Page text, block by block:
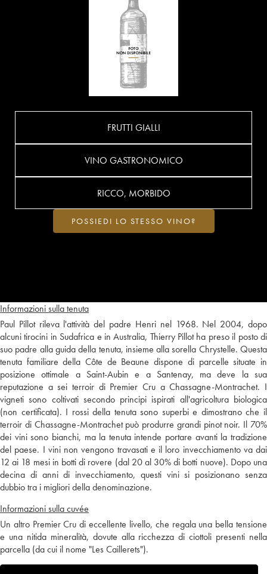
Informazioni sulla tenuta
Paul Pillot rileva l'attività del padre Henri nel 1968. Nel 2004, dopo
alcuni tirocini in Sudafrica e in Australia, Thierry Pillot ha preso il posto di
suo padre alla guida della tenuta, insieme alla sorella Chrystelle. Questa
tenuta familiare della Côte de Beaune dispone di parcelle situate in
posizione ottimale a Saint-Aubin e a Santenay, ma deve la sua
reputazione a sei terroir di Premier Cru a Chassagne-Montrachet. I
vigneti sono coltivati secondo principi ispirati all'agricoltura biologica
(non certificata). I rossi della tenuta sono superbi e dimostrano che il
terroir di Chassagne-Montrachet può produrre grandi pinot noir. Il 70%
dei vini sono bianchi, ma la tenuta intende portare avanti la tradizione
del paese. I vini non vengono travasati e il loro invecchiamento va dai
12 ai 18 mesi in botti di rovere (dal 20 al 30% di botti nuove). Dopo una
decina di anni di invecchiamento, questi vini si posizionano senza
dubbio tra i migliori della denominazione.
Informazioni sulla cuvée
Un altro Premier Cru di eccellente livello, che regala una bella tensione
e una nitida mineralità, dovute alla ricchezza di ciottoli presenti nella
parcella (da cui il nome "Les Caillerets").
FRUTTI GIALLI
VINO GASTRONOMICO
RICCO, MORBIDO
POSSIEDI LO STESSO VINO?